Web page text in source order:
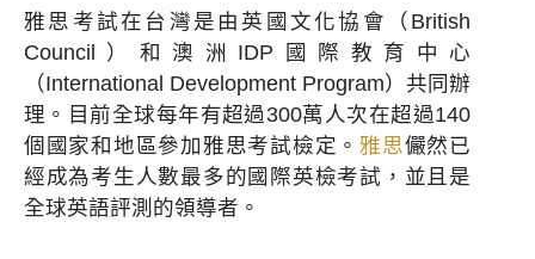
雅思考試在台灣是由英國文化協會（British
Council）和澳洲IDP國際教育中心
（International Development Program）共同辦
理。目前全球每年有超過300萬人次在超過140
個國家和地區參加雅思考試檢定。雅思儼然已
經成為考生人數最多的國際英檢考試，並且是
全球英語評測的領導者。